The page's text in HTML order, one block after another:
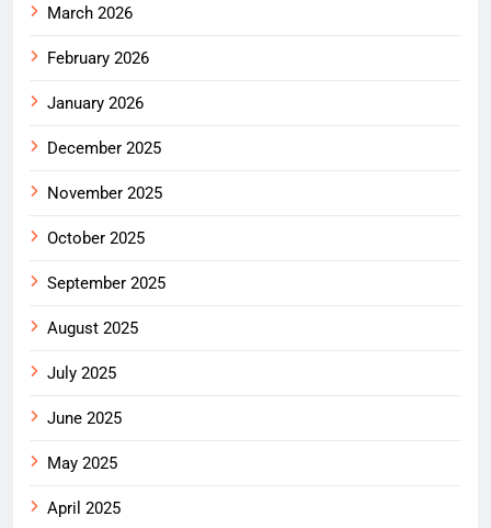
March 2026
February 2026
January 2026
December 2025
November 2025
October 2025
September 2025
August 2025
July 2025
June 2025
May 2025
April 2025